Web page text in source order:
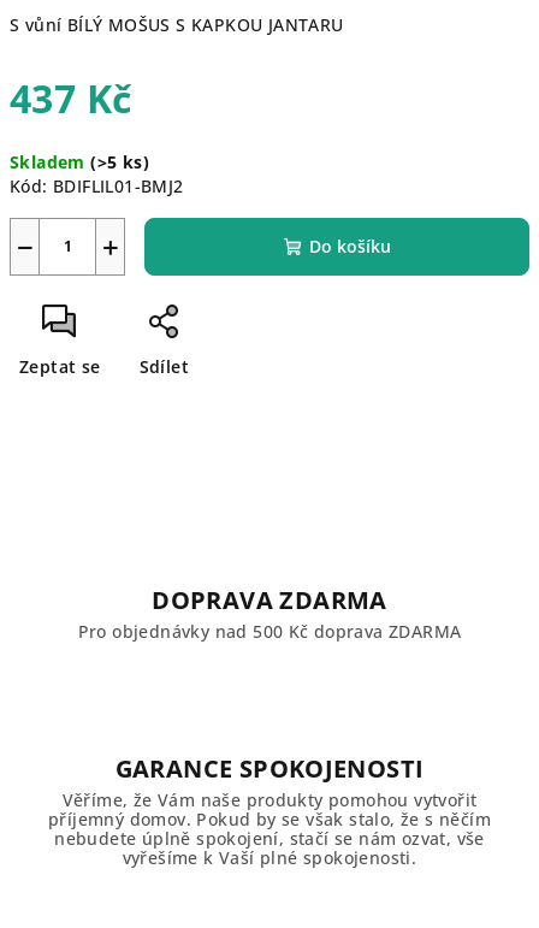
S vůní BÍLÝ MOŠUS S KAPKOU JANTARU
437 Kč
cena:
Skladem(>5 ks)
Kód: BDIFLIL01-BMJ2
+
− Do košíku
Zeptat se Sdílet
DOPRAVA ZDARMA
Pro objednávky nad 500 Kč doprava ZDARMA
GARANCE SPOKOJENOSTI
Věříme, že Vám naše produkty pomohou vytvořit
příjemný domov. Pokud by se však stalo, že s něčím
nebudete úplně spokojení, stačí se nám ozvat, vše
vyřešíme k Vaší plné spokojenosti.